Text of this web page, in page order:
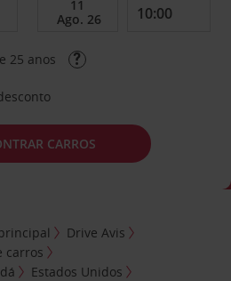
25 anos
CARROS
Drive Avis
carros
Estados Unidos